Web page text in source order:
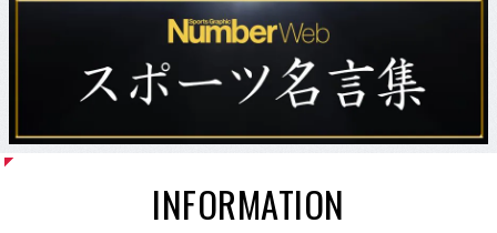
INFORMATION